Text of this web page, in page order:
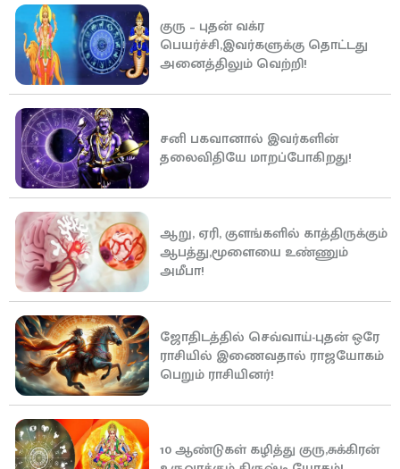
குரு – புதன் வக்ர
பெயர்ச்சி,இவர்களுக்கு தொட்டது
அனைத்திலும் வெற்றி!
சனி பகவானால் இவர்களின்
தலைவிதியே மாறப்போகிறது!
ஆறு, ஏரி, குளங்களில் காத்திருக்கும்
ஆபத்து,மூளையை உண்ணும்
அமீபா!
ஜோதிடத்தில் செவ்வாய்-புதன் ஒரே
ராசியில் இணைவதால் ராஜயோகம்
பெறும் ராசியினர்!
10 ஆண்டுகள் கழித்து குரு,சுக்கிரன்